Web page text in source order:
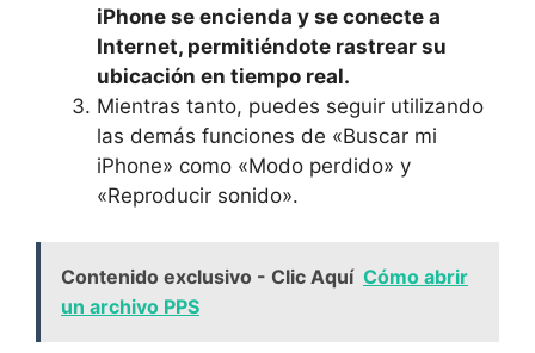
iPhone se encienda y se ‍conecte ​a​
Internet, permitiéndote⁣ rastrear su​
ubicación en ‌tiempo real.
Mientras tanto,⁣ puedes seguir utilizando
las demás funciones de​ «Buscar mi
iPhone» como «Modo perdido» y⁣
«Reproducir sonido».
Contenido exclusivo - Clic Aquí Cómo abrir
un archivo PPS